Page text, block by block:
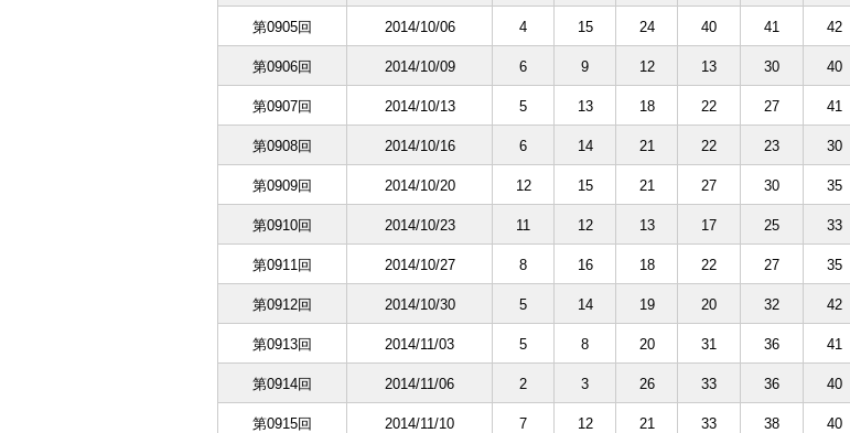
第0905回 2014/10/06 4 15 24 40 41 42
第0906回 2014/10/09 6 9 12 13 30 40
第0907回 2014/10/13 5 13 18 22 27 41
第0908回 2014/10/16 6 14 21 22 23 30
第0909回 2014/10/20 12 15 21 27 30 35
第0910回 2014/10/23 11 12 13 17 25 33
第0911回 2014/10/27 8 16 18 22 27 35
第0912回 2014/10/30 5 14 19 20 32 42
第0913回 2014/11/03 5 8 20 31 36 41
第0914回 2014/11/06 2 3 26 33 36 40
第0915回 2014/11/10 7 12 21 33 38 40